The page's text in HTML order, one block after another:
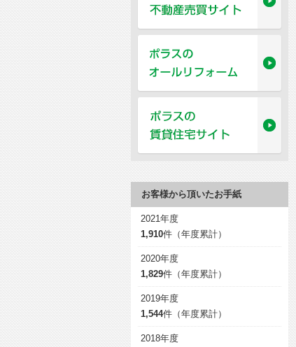
お客様から頂いたお手紙
2021年度
1,910件（年度累計）
2020年度
1,829件（年度累計）
2019年度
1,544件（年度累計）
2018年度